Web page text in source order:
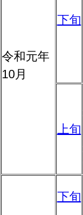
令和元年
10月
下旬
上旬
下旬